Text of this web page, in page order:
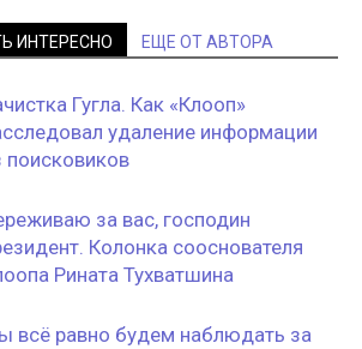
ИНТЕРЕСНО ЕЩЕ ОТ АВТОРА
Гугла. Как «Клооп»
удаление информации
поисковиков
за вас, господин
Колонка сооснователя
Рината Тухватшина
всё равно будем наблюдать за